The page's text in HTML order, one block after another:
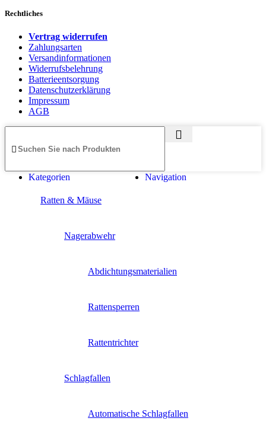
Rechtliches
Vertrag widerrufen
Zahlungsarten
Versandinformationen
Widerrufsbelehrung
Batterieentsorgung
Datenschutzerklärung
Impressum
AGB
Navigation
Kategorien
Ratten & Mäuse
Nagerabwehr
Abdichtungsmaterialien
Rattensperren
Rattentrichter
Schlagfallen
Automatische Schlagfallen